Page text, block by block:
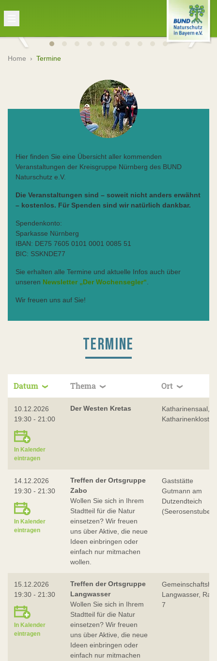
Home › Termine
Hier finden Sie eine Übersicht aller kommenden
Veranstaltungen der Kreisgruppe Nürnberg des BUND
Naturschutz e.V.
Die Veranstaltungen sind – soweit nicht anders erwähnt
– kostenlos. Für Spenden sind wir natürlich dankbar.
Spendenkonto:
Sparkasse Nürnberg
IBAN: DE75 7605 0101 0001 0085 51
BIC: SSKNDE77
Sie erhalten alle Termine und aktuelle Infos auch über
unseren Newsletter „Der Wochensegler“
Wir freuen uns auf Sie!
TERMINE
Datum Thema Ort
10.12.2026
19:30 - 21:00
In Kalender
eintragen
Der Westen Kretas
Katharinensaal,
Katharinenkloster
14.12.2026
19:30 - 21:30
In Kalender
eintragen
Treffen der Ortsgruppe
Zabo
Wollen Sie sich in Ihrem
Stadtteil für die Natur
einsetzen? Wir freuen
uns über Aktive, die neue
Ideen einbringen oder
einfach nur mitmachen
wollen.
Gaststätte
Gutmann am
Dutzendteich
(Seerosenstube)
15.12.2026
19:30 - 21:30
In Kalender
eintragen
Treffen der Ortsgruppe
Langwasser
Wollen Sie sich in Ihrem
Stadtteil für die Natur
einsetzen? Wir freuen
uns über Aktive, die neue
Ideen einbringen oder
einfach nur mitmachen
Langwasser,
7